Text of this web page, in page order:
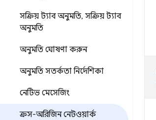
সক্রিয় ট্যাব অনুমতি, সক্রিয় ট্যাব
অনুমতি
অনুমতি ঘোষণা করুন
অনুমতি সতর্কতা নির্দেশিকা
নেটিভ মেসেজিং
ক্রস-অরিজিন নেটওয়ার্ক